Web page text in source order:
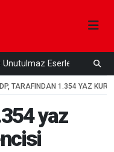
Eserleri Türk...
TARAFINDAN 1.354 YAZ
yaz